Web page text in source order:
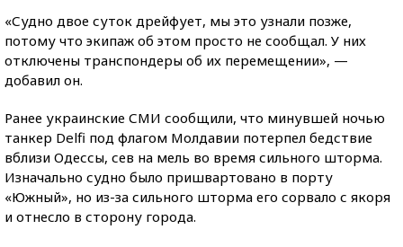
«Судно двое суток дрейфует, мы это узнали позже,
потому что экипаж об этом просто не сообщал. У них
отключены транспондеры об их перемещении», —
добавил он.
Ранее украинские СМИ сообщили, что минувшей ночью
танкер Delfi под флагом Молдавии потерпел бедствие
вблизи Одессы, сев на мель во время сильного шторма.
Изначально судно было пришвартовано в порту
«Южный», но из-за сильного шторма его сорвало с якоря
и отнесло в сторону города.